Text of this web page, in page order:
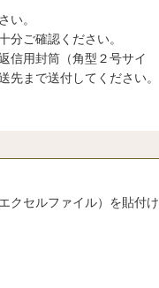
い。
ご確認ください。
信用封筒（角型２号サイ
まで送付してください。
クセルファイル）を貼付け